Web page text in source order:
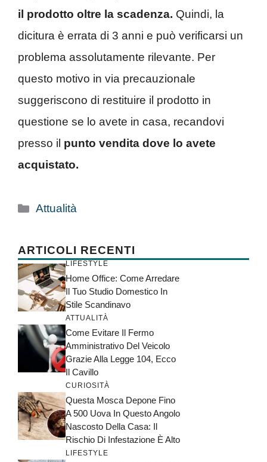
il prodotto oltre la scadenza. Quindi, la
dicitura è errata di 3 anni e può verificarsi un
problema assolutamente rilevante. Per
questo motivo in via precauzionale
suggeriscono di restituire il prodotto in
questione se lo avete in casa, recandovi
presso il punto vendita dove lo avete
acquistato.
Categorie
Attualità
ARTICOLI RECENTI
LIFESTYLE
Home Office: Come Arredare
Il Tuo Studio Domestico In
Stile Scandinavo
ATTUALITÀ
Come Evitare Il Fermo
Amministrativo Del Veicolo
Grazie Alla Legge 104, Ecco
Il Cavillo
CURIOSITÀ
Questa Mosca Depone Fino
A 500 Uova In Questo Angolo
Nascosto Della Casa: Il
Rischio Di Infestazione È Alto
LIFESTYLE